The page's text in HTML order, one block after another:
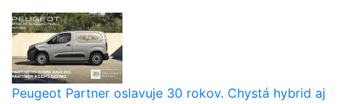
Peugeot Partner oslavuje 30 rokov. Chystá hybrid aj